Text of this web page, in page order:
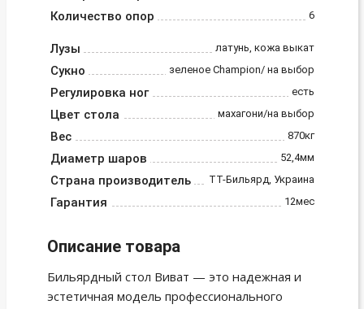
Количество опор 6
Лузы латунь, кожа выкат
Сукно зеленое Champion/ на выбор
Регулировка ног есть
Цвет стола махагони/на выбор
Вес 870кг
Диаметр шаров 52,4мм
Страна производитель ТТ-Бильярд, Украина
Гарантия 12мес
Описание товара
Бильярдный стол Виват — это надежная и
эстетичная модель профессионального